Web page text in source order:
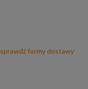
sprawdź formy dostawy